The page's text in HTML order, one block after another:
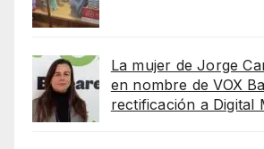
La mujer de Jorge
en nombre de VOX
rectificación a Digital